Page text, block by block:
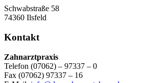
Schwabstraße 58
74360 Ilsfeld
Kontakt
Zahnarztpraxis
Telefon (07062) – 97337 – 0
Fax (07062) 97337 – 16